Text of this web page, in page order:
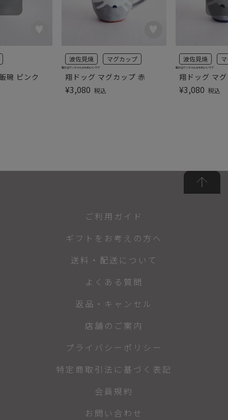
碗 ピンク 翔ドッグ マグカップ 赤
波佐見焼 マグカップ
¥3,080 税込
駆けるワンちゃんがかわいいマグ
翔ドッグ マ
波佐見焼
¥3,080 税込
駆けるワンちゃんがかわいいマグ
ご利用ガイド
ギフトをお考えの方へ
送料・配送について
よくある質問
返品・キャンセル
店舗のご案内
プライバシーポリシー
特定商取引法に基づく表記
会員規約
お問い合わせ